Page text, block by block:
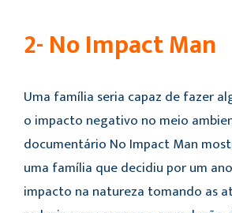
2- No Impact Man
Uma família seria capaz de fazer
o impacto negativo no meio
documentário No Impact Man
uma família que decidiu por um
impacto na natureza tomando as